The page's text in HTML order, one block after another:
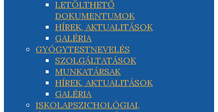
LETÖLTHETŐ
DOKUMENTUMOK
HÍREK, AKTUALITÁSOK
GALÉRIA
GYÓGYTESTNEVELÉS
SZOLGÁLTATÁSOK
MUNKATÁRSAK
HÍREK, AKTUALITÁSOK
GALÉRIA
ISKOLAPSZICHOLÓGIAI,